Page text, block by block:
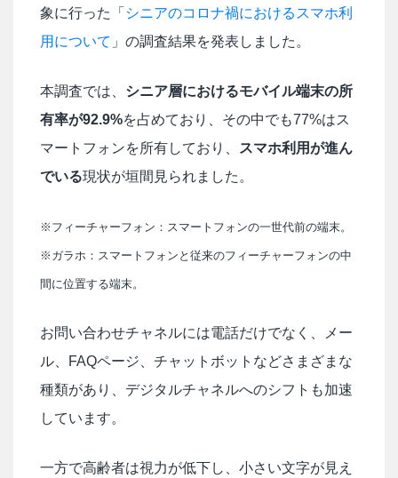
象に行った「 シニアのコロナ禍におけるスマホ利
用について 」の調査結果を発表しました。
本調査では、 シニア層におけるモバイル端末の所
有率が92.9%を占めており、その中でも77%はス
マートフォンを所有しており、
スマホ利用が進ん
でいる現状が垣間見られました。
※フィーチャーフォン：スマートフォンの一世代前の端末。
※ガラホ：スマートフォンと従来のフィーチャーフォンの中
間に位置する端末。
お問い合わせチャネルには電話だけでなく、メー
ル、FAQページ、チャットボットなどさまざまな
種類があり、デジタルチャネルへのシフトも加速
しています。
一方で高齢者は視力が低下し、小さい文字が見え